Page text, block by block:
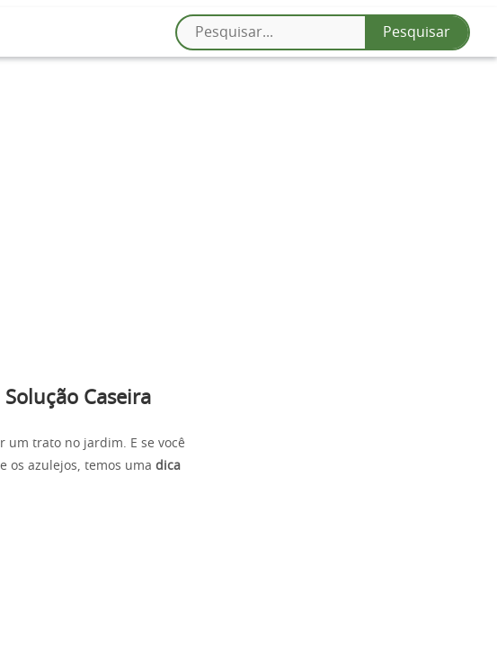
Caseira
um trato no jardim. E se você
os azulejos, temos uma dica